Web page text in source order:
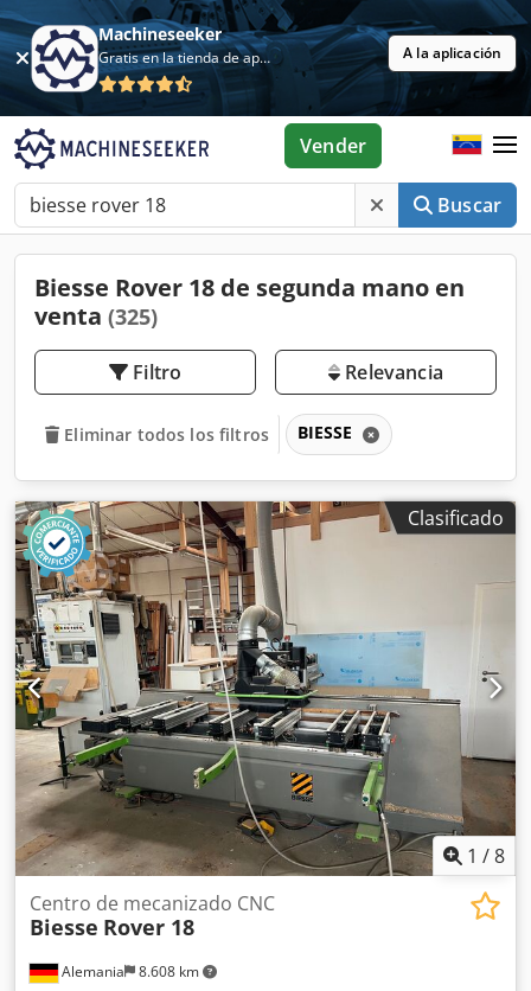
Machineseeker
Gratis en la tienda de aplicaciones A la aplicación
Buscar
Vender
Biesse Rover 18 de segunda mano en
venta (325)
Filtro Relevancia
Eliminar todos los filtros BIESSE
Clasificado
1 /8
Alemania 8.608 km
Centro de mecanizado CNC
Biesse Rover 18